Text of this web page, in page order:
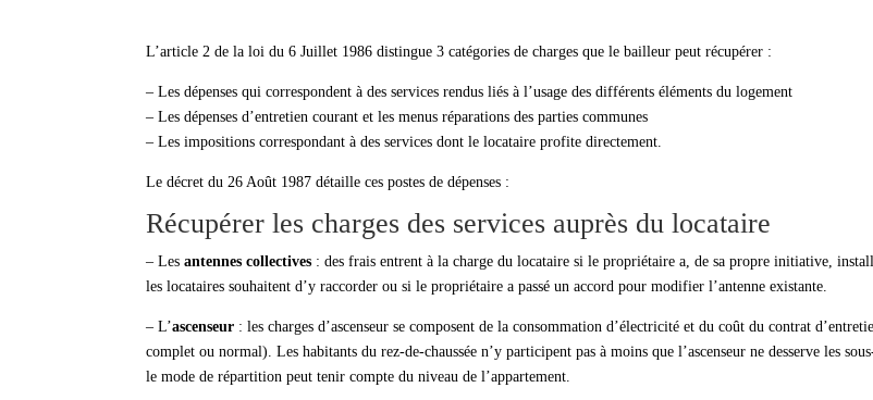
L’article 2 de la loi du 6 Juillet 1986 distingue 3 catégories de charges que le bailleur peut récupérer :
– Les dépenses qui correspondent à des services rendus liés à l’usage des différents éléments du logement
– Les dépenses d’entretien courant et les menus réparations des parties communes
– Les impositions correspondant à des services dont le locataire profite directement.
Le décret du 26 Août 1987 détaille ces postes de dépenses :
Récupérer les charges des services auprès du locataire
– Lesantennes collectives : des frais entrent à la charge du locataire si le propriétaire a, de sa propre initiative,
les locataires souhaitent d’y raccorder ou si le propriétaire a passé un accord pour modifier l’antenne existante.
– L’ascenseur : les charges d’ascenseur se composent de la consommation d’électricité et du coût du contrat
complet ou normal). Les habitants du rez-de-chaussée n’y participent pas à moins que l’ascenseur ne desserve les
le mode de répartition peut tenir compte du niveau de l’appartement.